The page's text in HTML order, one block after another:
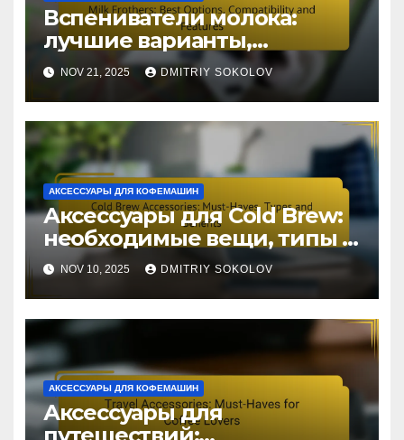
Вспениватели молока:
лучшие варианты,
совместимость и функции
NOV 21, 2025 DMITRIY SOKOLOV
АКСЕССУАРЫ ДЛЯ КОФЕМАШИН
Аксессуары для Cold Brew:
необходимые вещи, типы и
преимущества
NOV 10, 2025 DMITRIY SOKOLOV
АКСЕССУАРЫ ДЛЯ КОФЕМАШИН
Аксессуары для